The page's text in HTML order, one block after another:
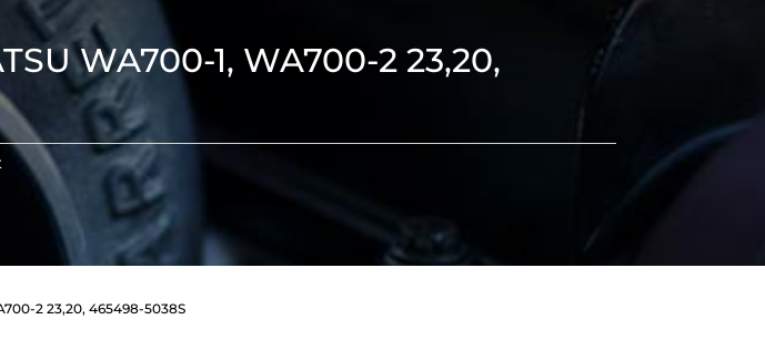
WA700-1, WA700-2 23,20,
2 23,20, 465498-5038S